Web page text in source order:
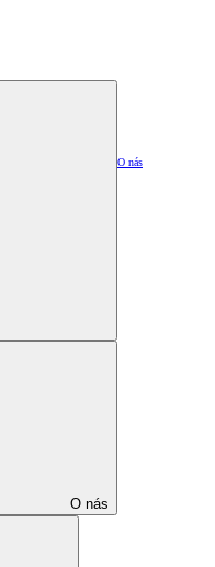
O nás
O nás